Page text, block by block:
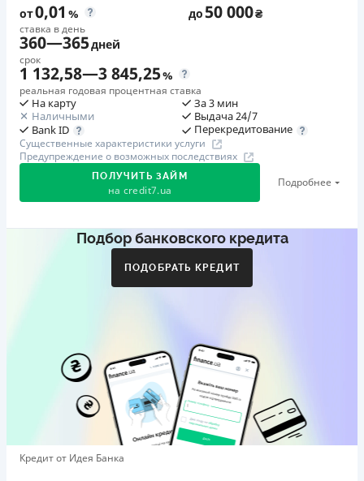
от0,01 %
ставка в день
до50 000₴
360—365дней
срок
1 132,58—3 845,25%
реальная годовая процентная ставка
На карту
Наличными
Bank ID
За 3 мин
Выдача 24/7
Перекредитование
Существенные характеристики услуги
Предупреждение о возможных последствиях
ПОЛУЧИТЬ ЗАЙМ
на credit7.ua
Подробнее
Акция: «Кешбэк за друга»
друг регистрируется и получает первый кредит (от
Бронзовый призер FinAwards 2026 «Лучшая программа
лояльности»
Первый займ
от 0,01%/день до 30 000 ₴
Повторный займ
Подбор банковского кредита
ПОДОБРАТЬ КРЕДИТ
Кредит от Идея Банка